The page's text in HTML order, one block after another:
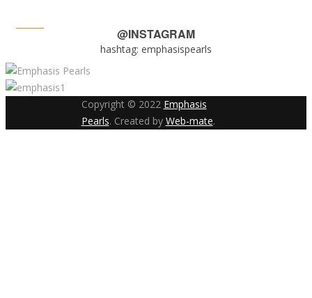
@INSTAGRAM
hashtag: emphasispearls
Copyright © 2022 Emphasis
Pearls. Created by Web-mate.